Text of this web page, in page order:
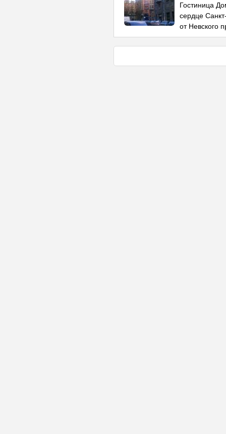
Гостиница
сердце
от Невского